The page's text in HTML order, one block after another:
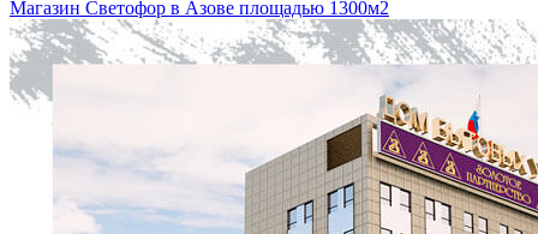
Магазин Светофор в Азове площадью 1300м2